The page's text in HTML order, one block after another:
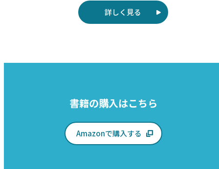
詳しく見る
書籍の購入はこちら
Amazonで購入する